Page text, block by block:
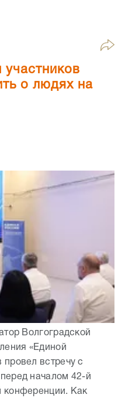
участников
о людях на
Волгоградской
«Единой
встречу с
началом 42-й
конференции. Как